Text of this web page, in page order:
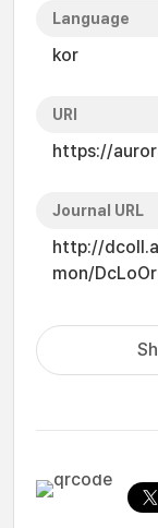
Language
kor
URI
https://
Journal URL
http://
mon/